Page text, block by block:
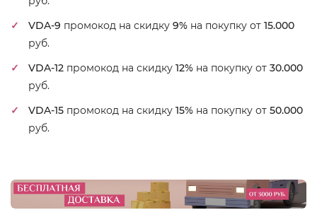
VDA-9 промокод на скидку 9% на покупку от 15.000
руб.
VDA-12 промокод на скидку 12% на покупку от 30.000
руб.
VDA-15 промокод на скидку 15% на покупку от 50.000
руб.